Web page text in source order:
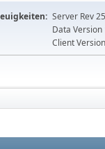
Server Rev
Data Version
Client